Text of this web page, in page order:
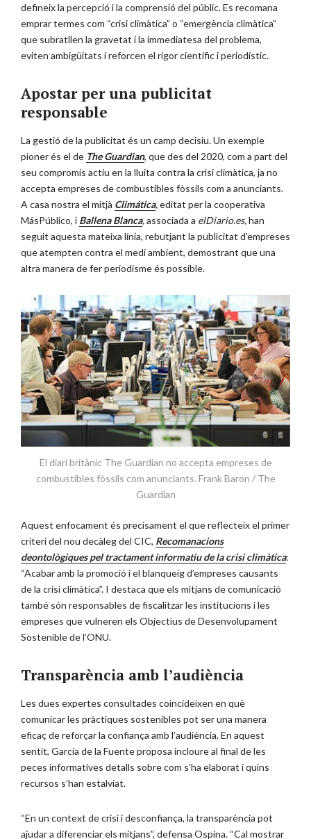
defineix la percepció i la comprensió del públic. Es recomana
emprar termes com “crisi climàtica” o “emergència climàtica”
que subratllen la gravetat i la immediatesa del problema,
eviten ambigüitats i reforcen el rigor científic i periodístic.
Apostar per una publicitat
responsable
La gestió de la publicitat és un camp decisiu. Un exemple
pioner és el de The Guardian, que des del 2020, com a part del
seu compromís actiu en la lluita contra la crisi climàtica, ja no
accepta empreses de combustibles fòssils com a anunciants.
A casa nostra el mitjà Climática,editat per la cooperativa
MásPúblico, i Ballena Blanca,associada a elDiario.es,han
seguit aquesta mateixa línia, rebutjant la publicitat d’empreses
que atempten contra el medi ambient, demostrant que una
altra manera de fer periodisme és possible.
El diari britànic The Guardian no accepta empreses de
combustibles fòssils com anunciants. Frank Baron / The
Guardian
Aquest enfocament és precisament el que reflecteix el primer
criteri del nou decàleg del CIC, Recomanacions
deontològiques pel tractament informatiu de la crisi climàtica:
“Acabar amb la promoció i el blanqueig d’empreses causants
de la crisi climàtica”. I destaca que els mitjans de comunicació
també són responsables de fiscalitzar les institucions i les
empreses que vulneren els Objectius de Desenvolupament
Sostenible de l’ONU.
Transparència amb l’audiència
Les dues expertes consultades coincideixen en què
comunicar les pràctiques sostenibles pot ser una manera
eficaç de reforçar la confiança amb l’audiència. En aquest
sentit, García de la Fuente proposa incloure al final de les
peces informatives detalls sobre com s’ha elaborat i quins
recursos s’han estalviat.
“En un context de crisi i desconfiança, la transparència pot
ajudar a diferenciar els mitjans”, defensa Ospina. “Cal mostrar